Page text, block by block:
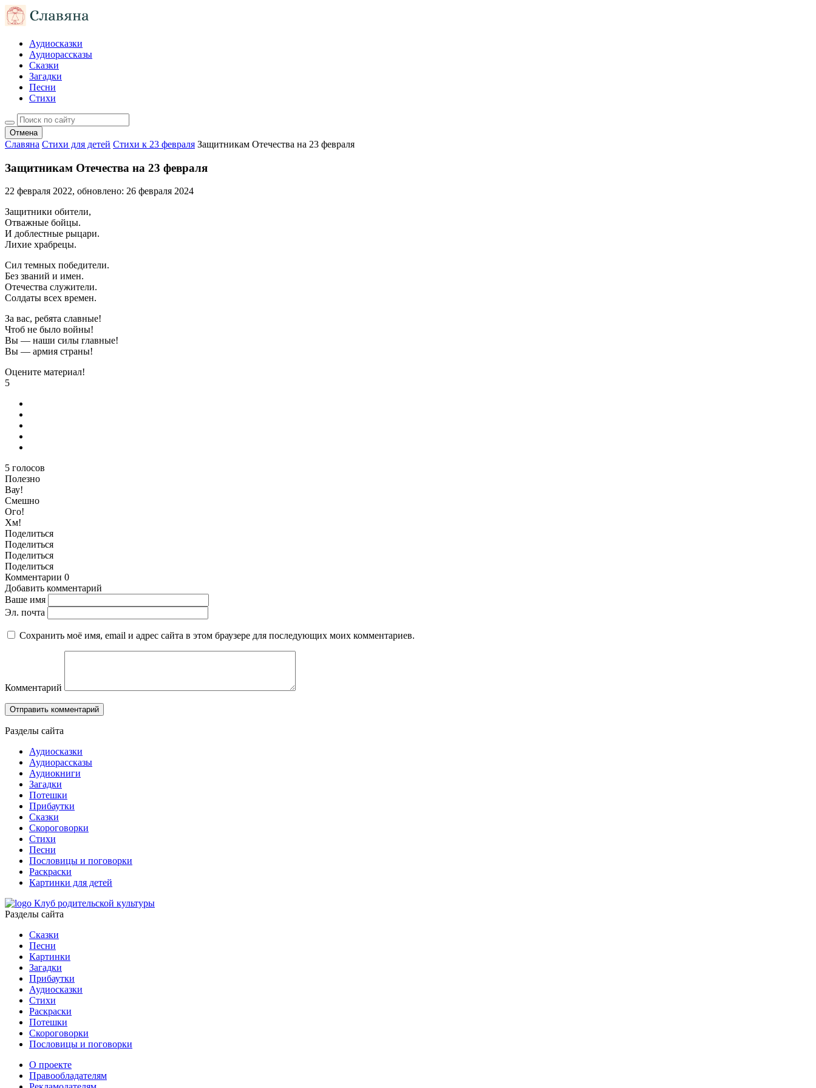
Аудиосказки
Аудиорассказы
Сказки
Загадки
Песни
Стихи
Отмена
Славяна Стихи для детей Стихи к 23 февраля Защитникам Отечества на 23 февраля
Защитникам Отечества на 23 февраля
22 февраля 2022, обновлено: 26 февраля 2024
Защитники обители,
Отважные бойцы.
И доблестные рыцари.
Лихие храбрецы.
Сил темных победители.
Без званий и имен.
Отечества служители.
Солдаты всех времен.
За вас, ребята славные!
Чтоб не было войны!
Вы — наши силы главные!
Вы — армия страны!
Оцените материал!
5
5 голосов
Полезно
Вау!
Смешно
Ого!
Хм!
Поделиться
Поделиться
Поделиться
Поделиться
Комментарии 0
Добавить комментарий
Ваше имя
Эл. почта
Сохранить моё имя, email и адрес сайта в этом браузере для последующих моих комментариев.
Комментарий
Разделы сайта
Аудиосказки
Аудиорассказы
Аудиокниги
Загадки
Потешки
Прибаутки
Сказки
Скороговорки
Стихи
Песни
Пословицы и поговорки
Раскраски
Картинки для детей
Клуб родительской культуры
Разделы сайта
Сказки
Песни
Картинки
Загадки
Прибаутки
Аудиосказки
Стихи
Раскраски
Потешки
Скороговорки
Пословицы и поговорки
О проекте
Правообладателям